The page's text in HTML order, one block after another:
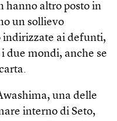
hanno altro posto in
un sollievo
indirizzate ai defunti,
due mondi, anche se
una delle
interno di Seto,